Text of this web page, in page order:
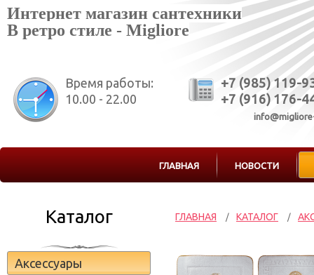
Интернет магазин сантехники
В ретро стиле - Migliore
Время работы:
10.00 - 22.00
+7 (985) 119-
+7 (916) 176-
ГЛАВНАЯ НОВОСТИ
Каталог
Аксессуары
ГЛАВНАЯ / КАТАЛОГ /